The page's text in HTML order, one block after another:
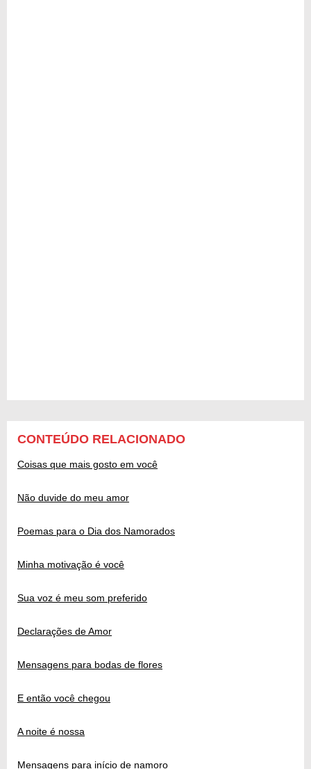
CONTEÚDO RELACIONADO
Coisas que mais gosto em você
Não duvide do meu amor
Poemas para o Dia dos Namorados
Minha motivação é você
Sua voz é meu som preferido
Declarações de Amor
Mensagens para bodas de flores
E então você chegou
A noite é nossa
Mensagens para início de namoro